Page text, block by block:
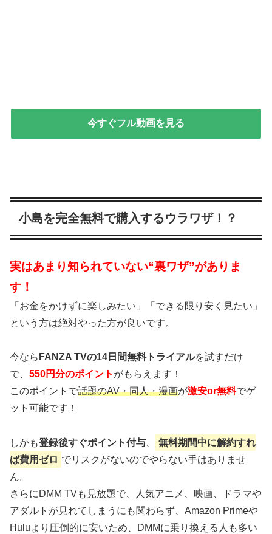
今すぐフル動画を見る
小島を完全無料で購入するウラワザ！？
実はあまり知られていない“裏ワザ”がありま
す！
「お金をかけずに楽しみたい」「できる限り安く見たい」
という方は絶対やった方が良いです。
今なら FANZA TVの14日間無料トライアルを試すだけ
で、 550円分のポイント がもらえます！
このポイントで話題のAV・同人・漫画が激安or無料でゲ
ット可能です！
しかも登録後すぐポイント付与
無料期間中に解約すれ
ば費用ゼロ でリスクがないのでやらない手はありませ
ん。
さらにDMM TVも見放題で、人気アニメ、映画、ドラマや
アダルトが見れてしまうにも関わらず、Amazon Primeや
Huluより圧倒的に安いため、DMMに乗り換える人も多い